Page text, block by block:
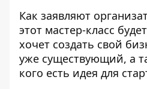
Как заявляют
этот мастер-класс
хочет создать свой
уже существующий, а
кого есть идея для